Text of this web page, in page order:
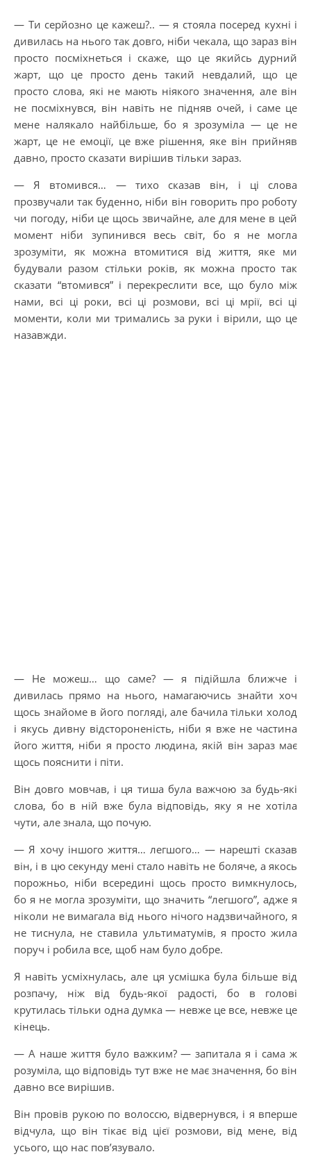
— Ти серйозно це кажеш?.. — я стояла посеред кухні і
дивилась на нього так довго, ніби чекала, що зараз він
просто посміхнеться і скаже, що це якийсь дурний
жарт, що це просто день такий невдалий, що це
просто слова, які не мають ніякого значення, але він
не посміхнувся, він навіть не підняв очей, і саме це
мене налякало найбільше, бо я зрозуміла — це не
жарт, це не емоції, це вже рішення, яке він прийняв
давно, просто сказати вирішив тільки зараз.
— Я втомився… — тихо сказав він, і ці слова
прозвучали так буденно, ніби він говорить про роботу
чи погоду, ніби це щось звичайне, але для мене в цей
момент ніби зупинився весь світ, бо я не могла
зрозуміти, як можна втомитися від життя, яке ми
будували разом стільки років, як можна просто так
сказати “втомився” і перекреслити все, що було між
нами, всі ці роки, всі ці розмови, всі ці мрії, всі ці
моменти, коли ми тримались за руки і вірили, що це
назавжди.
— Не можеш… що саме? — я підійшла ближче і
дивилась прямо на нього, намагаючись знайти хоч
щось знайоме в його погляді, але бачила тільки холод
і якусь дивну відстороненість, ніби я вже не частина
його життя, ніби я просто людина, якій він зараз має
щось пояснити і піти.
Він довго мовчав, і ця тиша була важчою за будь-які
слова, бо в ній вже була відповідь, яку я не хотіла
чути, але знала, що почую.
— Я хочу іншого життя… легшого… — нарешті сказав
він, і в цю секунду мені стало навіть не боляче, а якось
порожньо, ніби всередині щось просто вимкнулось,
бо я не могла зрозуміти, що значить “легшого”, адже я
ніколи не вимагала від нього нічого надзвичайного, я
не тиснула, не ставила ультиматумів, я просто жила
поруч і робила все, щоб нам було добре.
Я навіть усміхнулась, але ця усмішка була більше від
розпачу, ніж від будь-якої радості, бо в голові
крутилась тільки одна думка — невже це все, невже це
кінець.
— А наше життя було важким? — запитала я і сама ж
розуміла, що відповідь тут вже не має значення, бо він
давно все вирішив.
Він провів рукою по волоссю, відвернувся, і я вперше
відчула, що він тікає від цієї розмови, від мене, від
усього, що нас пов’язувало.